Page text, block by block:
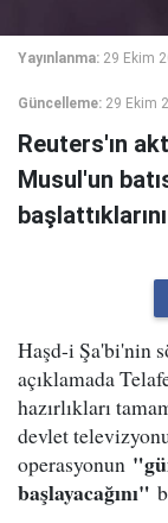
Yayınlanma: 29 Ekim
Güncelleme: 29 Ekim
Reuters'ın
Musul'un
Haşd-i Şa'bi'nin
açıklamada
hazırlıkları
devlet
operasyonun
başlayacağını"